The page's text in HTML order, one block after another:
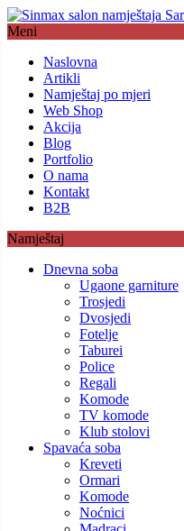
Meni
Naslovna
Artikli
Namještaj po mjeri
Web Shop
Akcija
Blog
Portfolio
O nama
Kontakt
B2B
Namještaj
Dnevna soba
Ugaone garniture
Trosjedi
Dvosjedi
Fotelje
Taburei
Police
Regali
Komode
TV komode
Klub stolovi
Spavaća soba
Kreveti
Ormari
Komode
Noćnici